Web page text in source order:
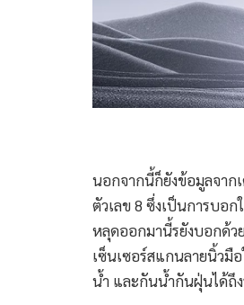
นอกจากนี้ก็ยังข้อมูลจาก
ตัวเลข 8 ซึ่งเป็นการบอ
หลุดออกมานี้รยังบอกด้ว
เซ็นเซอร์สแกนลายนิ้วมื
น้ำ และกันน้ำกันฝุ่นได้ถึ